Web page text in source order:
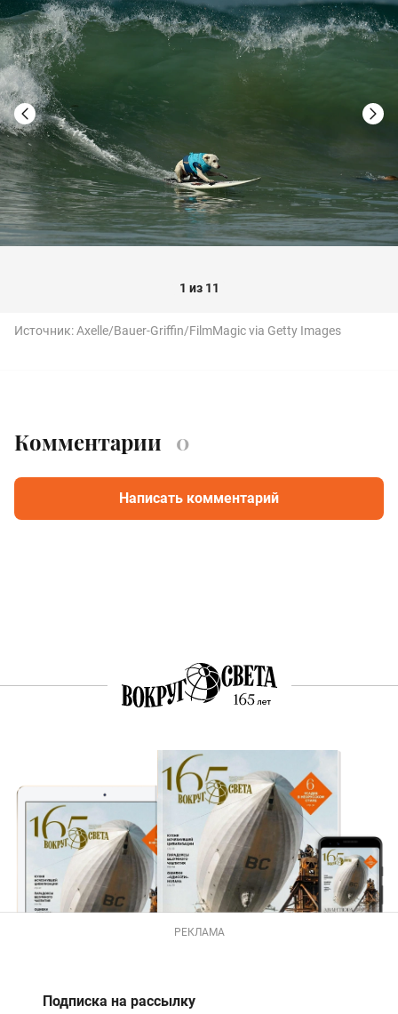
1 из 11
Источник:Axelle/Bauer-Griffin/FilmMagic via Getty Images
Комментарии 0
Написать комментарий
РЕКЛАМА
Подписка на рассылку